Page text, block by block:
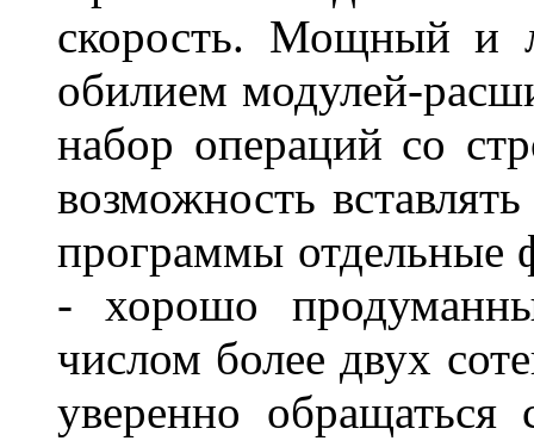
скорость. Мощный и
обилием модулей-
набор операций со
возможность
программы отдельные
- хорошо
числом более двух
уверенно